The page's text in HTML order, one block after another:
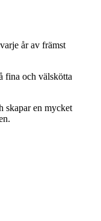
år av främst
fina och välskötta
skapar en mycket